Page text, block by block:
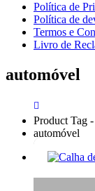
Política de
Política de
Termos e
Livro de
automóvel
Product Tag -
automóvel